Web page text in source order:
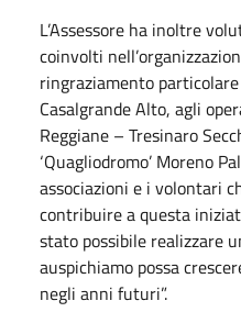
L’Assessore ha inoltre
coinvolti
ringraziamento
Casalgrande Alto, agli
Reggiane – Tresinaro
‘Quagliodromo’ Moreno
associazioni e i volontari
contribuire a questa
stato possibile realizzare
auspichiamo possa
negli anni futuri”.